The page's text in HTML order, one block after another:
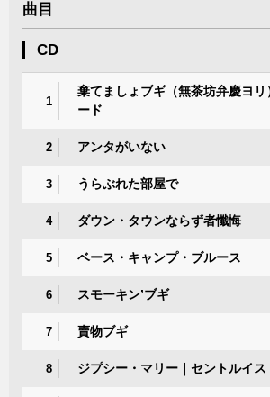
曲目
CD
1
棄てましょブギ（無茶坊弁慶ヨ
ード
2 アンタがいない
3 うらぶれた部屋で
4 ダウン・タウンならず者懺悔
5 ベース・キャンプ・ブルース
6 スモーキン’ブギ
7 賣物ブギ
8 ジプシー・マリー｜セントルイス